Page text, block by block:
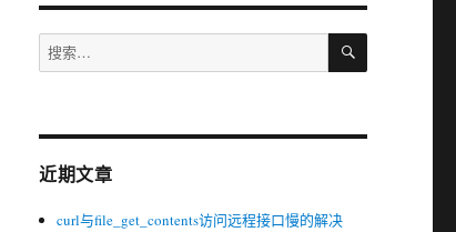
搜
索：
搜
近期文章
curl与file_get_contents访问远程接口慢的解决